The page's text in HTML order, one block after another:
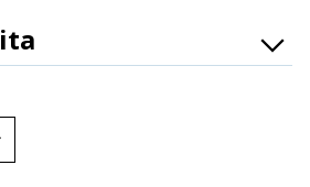
ja roistoja Marvelin
Vauhdikas Spider-Man –
tämän ikonisen supersankarin
Egmontin verkkokaupasta